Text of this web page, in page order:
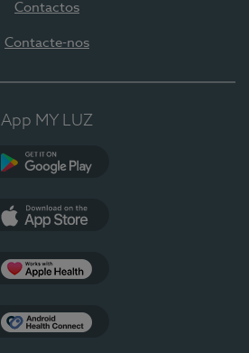
Contactos
Contacte-nos
App MY LUZ